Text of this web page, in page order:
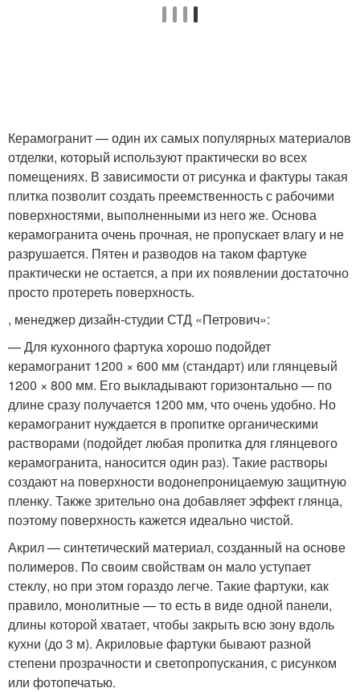
Керамогранит — один их самых популярных материалов
отделки, который используют практически во всех
помещениях. В зависимости от рисунка и фактуры такая
плитка позволит создать преемственность с рабочими
поверхностями, выполненными из него же. Основа
керамогранита очень прочная, не пропускает влагу и не
разрушается. Пятен и разводов на таком фартуке
практически не остается, а при их появлении достаточно
просто протереть поверхность.
, менеджер дизайн-студии СТД «Петрович»:
— Для кухонного фартука хорошо подойдет
керамогранит 1200 × 600 мм (стандарт) или глянцевый
1200 × 800 мм. Его выкладывают горизонтально — по
длине сразу получается 1200 мм, что очень удобно. Но
керамогранит нуждается в пропитке органическими
растворами (подойдет любая пропитка для глянцевого
керамогранита, наносится один раз). Такие растворы
создают на поверхности водонепроницаемую защитную
пленку. Также зрительно она добавляет эффект глянца,
поэтому поверхность кажется идеально чистой.
Акрил — синтетический материал, созданный на основе
полимеров. По своим свойствам он мало уступает
стеклу, но при этом гораздо легче. Такие фартуки, как
правило, монолитные — то есть в виде одной панели,
длины которой хватает, чтобы закрыть всю зону вдоль
кухни (до 3 м). Акриловые фартуки бывают разной
степени прозрачности и светопропускания, с рисунком
или фотопечатью.